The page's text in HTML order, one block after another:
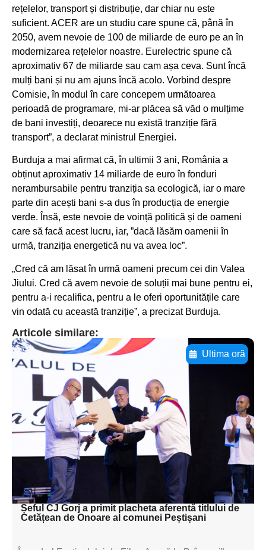
rețelelor, transport și distribuție, dar chiar nu este
suficient. ACER are un studiu care spune că, până în
2050, avem nevoie de 100 de miliarde de euro pe an în
modernizarea rețelelor noastre. Eurelectric spune că
aproximativ 67 de miliarde sau cam așa ceva. Sunt încă
mulți bani și nu am ajuns încă acolo. Vorbind despre
Comisie, în modul în care concepem următoarea
perioadă de programare, mi-ar plăcea să văd o mulțime
de bani investiți, deoarece nu există tranziție fără
transport”, a declarat ministrul Energiei.
Burduja a mai afirmat că, în ultimii 3 ani, România a
obținut aproximativ 14 miliarde de euro în fonduri
nerambursabile pentru tranziția sa ecologică, iar o mare
parte din acești bani s-a dus în producția de energie
verde. Însă, este nevoie de voință politică și de oameni
care să facă acest lucru, iar, ”dacă lăsăm oamenii în
urmă, tranziția energetică nu va avea loc”.
„Cred că am lăsat în urmă oameni precum cei din Valea
Jiului. Cred că avem nevoie de soluții mai bune pentru ei,
pentru a-i recalifica, pentru a le oferi oportunitățile care
vin odată cu această tranziție”, a precizat Burduja.
Articole similare:
Ultima oră
Adaugă aici textul pentru
subtitluAdaugă aici
textul pentru
subtitluAdaugă aici
textul pentru
subtitluAdaugă aici
textul pentru subti
Șeful CJ Gorj a primit placheta aferentă titlului de
Cetățean de Onoare al comunei Peștișani